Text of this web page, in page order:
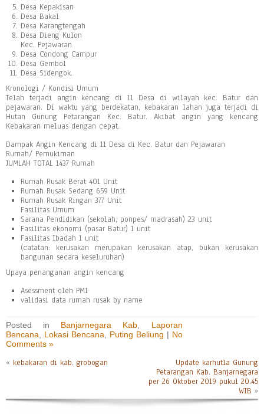
Desa Kepakisan
Desa Bakal
Desa Karangtengah
Desa Dieng Kulon
Kec. Pejawaran
Desa Condong Campur
Desa Gembol
Desa Sidengok.
Kronologi / Kondisi Umum
Telah terjadi angin kencang di 11 Desa di wilayah kec. Batur dan
pejawaran. Di waktu yang berdekatan, kebakaran lahan juga terjadi di
Hutan Gunung Petarangan Kec. Batur. Akibat angin yang kencang
Kebakaran meluas dengan cepat.
Dampak Angin Kencang di 11 Desa di Kec. Batur dan Pejawaran
Rumah/ Pemukiman
JUMLAH TOTAL 1437 Rumah
Rumah Rusak Berat 401 Unit
Rumah Rusak Sedang 659 Unit
Rumah Rusak Ringan 377 Unit
Fasilitas Umum
Sarana Pendidikan (sekolah, ponpes/ madrasah) 23 unit
Fasilitas ekonomi (pasar Batur) 1 unit
Fasilitas Ibadah 1 unit
(catatan: kerusakan merupakan kerusakan atap, bukan kerusakan
bangunan secara keseluruhan)
Upaya penanganan angin kencang
Asessment oleh PMI
validasi data rumah rusak by name
Posted in Banjarnegara Kab
Laporan
Bencana
Lokasi Bencana Puting Beliung | No
Comments »
« kebakaran di kab. grobogan
Update karhutla Gunung
Petarangan Kab. Banjarnegara
per 26 Oktober 2019 pukul 20.45
WIB »